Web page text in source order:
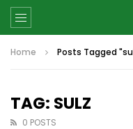
Home Posts Tagged
TAG: SULZ
0 POSTS